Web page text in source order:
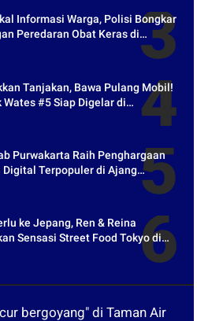
Informasi Warga, Polisi Bongkar
Peredaran Obat Keras di
Tanjakan, Bawa Pulang Mobil!
Wates #5 Siap Digelar di
Purwakarta Raih Penghargaan
Digital Terpopuler di Ajang
ke Jepang, Ren & Reina
Sensasi Street Food Tokyo di
bergoyang" di Taman Air